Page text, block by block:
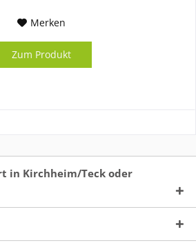
Merken
Zum Produkt
in Kirchheim/Teck oder